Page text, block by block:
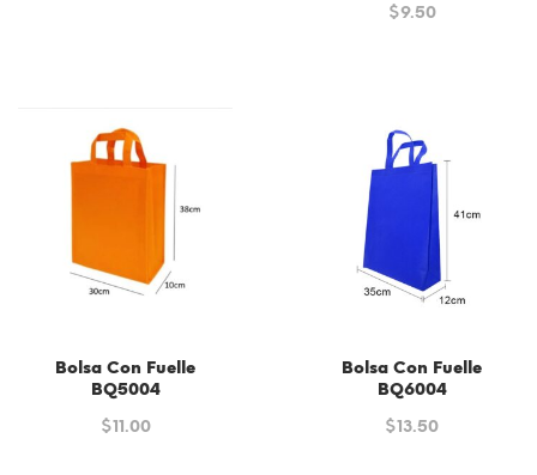
$9.50
Bolsa Con Fuelle
BQ5004
$11.00
Bolsa Con Fuelle
BQ6004
$13.50